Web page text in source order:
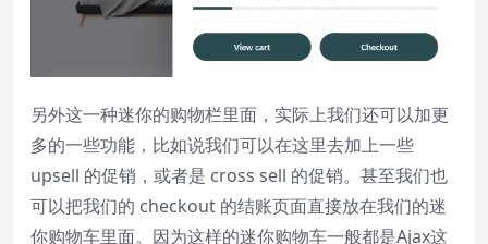
This is a modal window.
Beginning of dialog window. Escape will
cancel and close the window.
Text
Color
Transparency
Background
另外这一种迷你的购物栏里面，实际上我们还可以加更
多的一些功能，比如说我们可以在这里去加上一些
upsell 的促销，或者是 cross sell 的促销。甚至我们也
可以把我们的 checkout 的结账页面直接放在我们的迷
你购物车里面。因为这样的迷你购物车一般都是Ajax这